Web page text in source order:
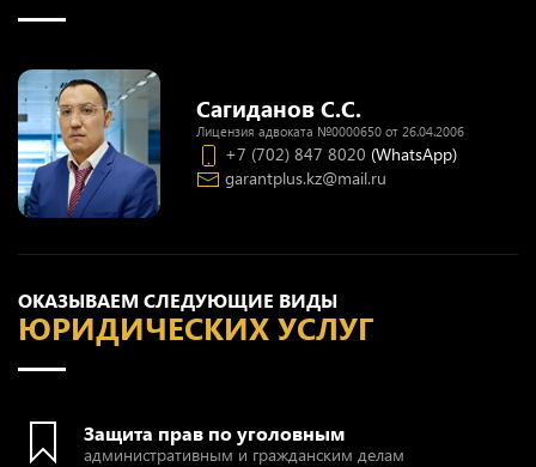
ОКАЗЫВАЕМ СЛЕДУЮЩИЕ ВИДЫ
ЮРИДИЧЕСКИХ УСЛУГ
Защита прав по уголовным
административным и гражданским делам
Сагиданов С.С.
Лицензия адвоката №0000650 от 26.04.2006
+7 (702) 847 8020 (WhatsApp)
garantplus.kz@mail.ru